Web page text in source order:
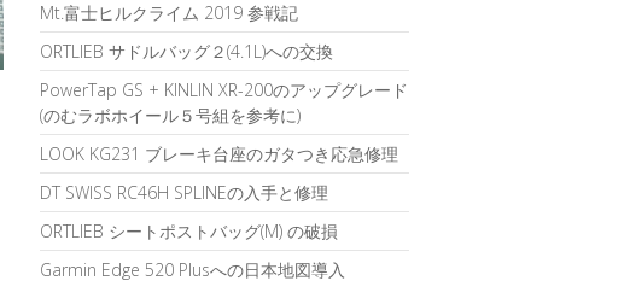
Mt.富士ヒルクライム 2019 参戦記
ORTLIEB サドルバッグ２(4.1L)への交換
PowerTap GS + KINLIN XR-200のアップグレード
(のむラボホイール５号組を参考に)
LOOK KG231 ブレーキ台座のガタつき応急修理
DT SWISS RC46H SPLINEの入手と修理
ORTLIEB シートポストバッグ(M) の破損
Garmin Edge 520 Plusへの日本地図導入